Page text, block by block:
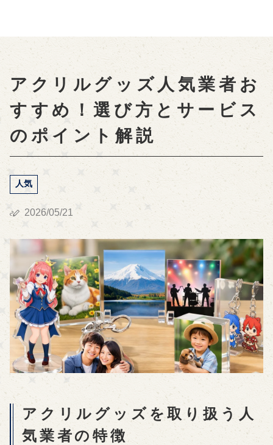
アクリルグッズ人気業者お
すすめ！選び方とサービス
のポイント解説
人気
2026/05/21
アクリルグッズを取り扱う人
気業者の特徴